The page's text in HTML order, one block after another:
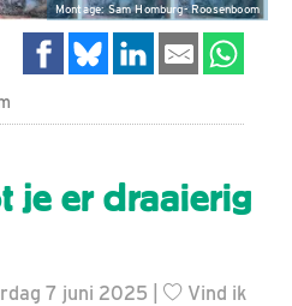
Montage: Sam Homburg- Roosenboom
je er draaierig
7 juni 2025 |
Vind ik